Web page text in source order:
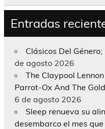
Entradas
Clásicos Del
de agosto 2026
The Claypool
Parrot-Ox And The
6 de agosto 2026
Sleep renueva su
desembarco el mes